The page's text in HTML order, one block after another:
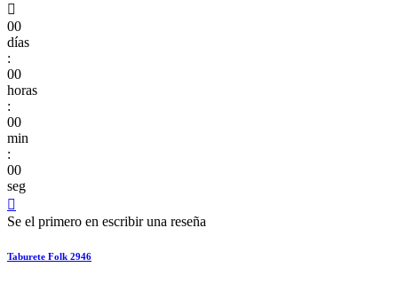

00
días
:
00
horas
:
00
min
:
00
seg

Se el primero en escribir una reseña
Taburete Folk 2946